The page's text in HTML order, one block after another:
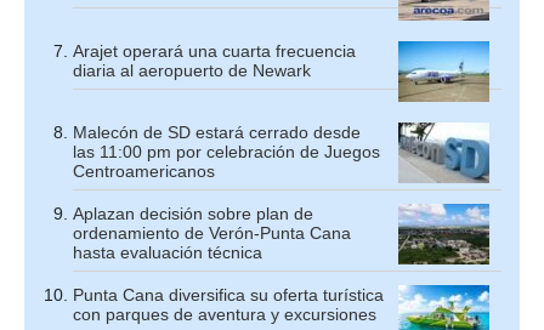
Arajet operará una cuarta frecuencia
diaria al aeropuerto de Newark
Malecón de SD estará cerrado desde
las 11:00 pm por celebración de Juegos
Centroamericanos
Aplazan decisión sobre plan de
ordenamiento de Verón-Punta Cana
hasta evaluación técnica
Punta Cana diversifica su oferta turística
con parques de aventura y excursiones